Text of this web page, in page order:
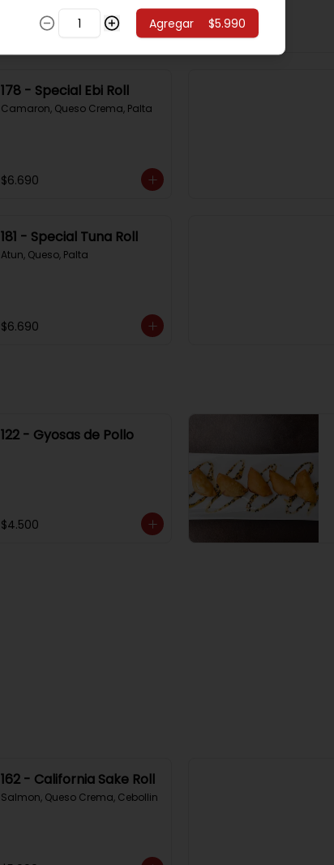
Trozos de Camaron Apanado
con Salsa de la Casa
178 - Special Ebi Roll
Camaron, Queso Crema, Palta
$6.690
181 - Special Tuna Roll
Atun, Queso, Palta
$6.690
122 - Gyosas de Pollo
$4.500
162 - California Sake Roll
Salmon, Queso Crema, Cebollin
Agregar $5.990